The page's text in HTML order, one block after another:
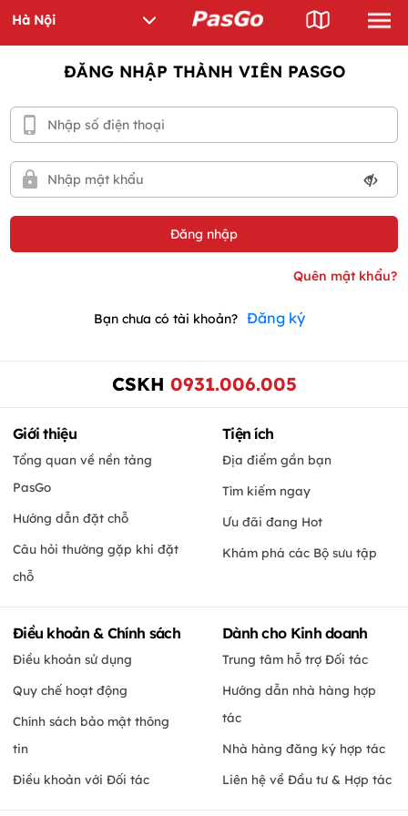
ĐĂNG NHẬP THÀNH VIÊN PASGO
Bạn chưa có tài khoản? Đăng ký
CSKH 0931.006.005
Giới thiệu
Tổng quan về nền tảng
PasGo
Hướng dẫn đặt chỗ
Câu hỏi thường gặp khi đặt
chỗ
Tiện ích
Địa điểm gần bạn
Tìm kiếm ngay
Ưu đãi đang Hot
Khám phá các Bộ sưu tập
Điều khoản & Chính sách
Điều khoản sử dụng
Quy chế hoạt động
Chính sách bảo mật thông
tin
Điều khoản với Đối tác
Dành cho Kinh doanh
Trung tâm hỗ trợ Đối tác
Hướng dẫn nhà hàng hợp
tác
Nhà hàng đăng ký hợp tác
Liên hệ về Đầu tư & Hợp tác